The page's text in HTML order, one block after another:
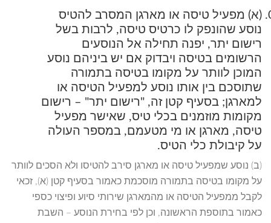
(א) מפעיל טיסה או מארגן המסרב להטיס
נוסע שהונפק לו כרטיס טיסה, לרבות בשל
רישום יתר, יפנה תחילה אל הנוסעים
הרשומים בטיסה ויבדוק אם יש ביניהם נוסע
המוכן לוותר על מקומו בטיסה בתמורה
שתוסכם בין אותו נוסע למפעיל הטיסה או
למארגן; בסעיף קטן זה, "רישום יתר" – רישום
מקומות מוזמנים בכלי טיס, שאישר מפעיל
טיסה, מארגן או מי מטעמם, במספר העולה
על קיבולת כלי הטיס.
(ב) נוסע שמפעיל טיסה או מארגן סירב להטיסו ולא הסכים לוותר
על מקומו בטיסה בתמורה מוסכמת כאמור בסעיף קטן (א), זכאי
לקבל ממפעיל הטיסה או מהמארגן שירותי סיוע ופיצוי כספי
כאמור בתוספת הראשונה, וכן לפי בחירת הנוסע – השבת